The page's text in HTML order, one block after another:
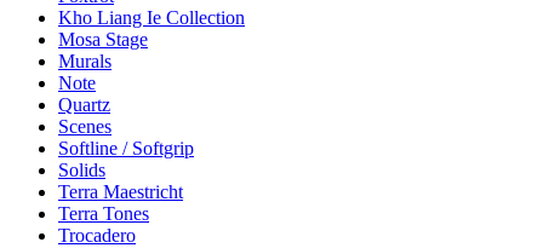
Kho Liang Ie Collection
Mosa Stage
Murals
Note
Quartz
Scenes
Softline / Softgrip
Solids
Terra Maestricht
Terra Tones
Trocadero